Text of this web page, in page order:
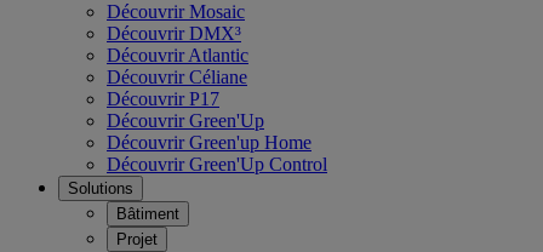
Découvrir Mosaic
Découvrir DMX³
Découvrir Atlantic
Découvrir Céliane
Découvrir P17
Découvrir Green'Up
Découvrir Green'up Home
Découvrir Green'Up Control
Solutions
Bâtiment
Projet